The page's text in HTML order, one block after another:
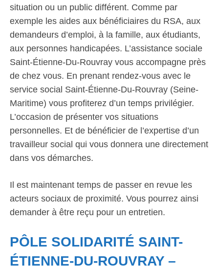
situation ou un public différent. Comme par
exemple les aides aux bénéficiaires du RSA, aux
demandeurs d’emploi, à la famille, aux étudiants,
aux personnes handicapées. L’assistance sociale
Saint-Étienne-Du-Rouvray vous accompagne près
de chez vous. En prenant rendez-vous avec le
service social Saint-Étienne-Du-Rouvray (Seine-
Maritime) vous profiterez d’un temps privilégier.
L’occasion de présenter vos situations
personnelles. Et de bénéficier de l’expertise d’un
travailleur social qui vous donnera une directement
dans vos démarches.
Il est maintenant temps de passer en revue les
acteurs sociaux de proximité. Vous pourrez ainsi
demander à être reçu pour un entretien.
PÔLE SOLIDARITÉ SAINT-
ÉTIENNE-DU-ROUVRAY –